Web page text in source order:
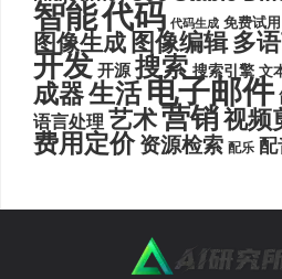
智能代码 代码生成 免费试用
图像生成 图像编辑 多
开发 开源 搜索 搜索引擎 文
成器生活电子邮件
语言处理 艺术营销视频
费用定价 资源检索 配乐 配